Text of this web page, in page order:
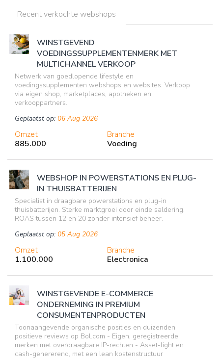
Recent verkochte webshops
Omzet
885.000
Branche
Voeding
WINSTGEVEND
VOEDINGSSUPPLEMENTENMERK MET
MULTICHANNEL VERKOOP
Netwerk van goedlopende lifestyle en
voedingssupplementen webshops en websites. Verkoop
via eigen shop, marketplaces, apotheken en
verkooppartners.
Geplaatst op: 06 Aug 2026
Omzet
1.100.000
Branche
Electronica
WEBSHOP IN POWERSTATIONS EN PLUG-
IN THUISBATTERIJEN
Specialist in draagbare powerstations en plug-in
thuisbatterijen. Sterke marktgroei door einde saldering.
ROAS tussen 12 en 20 zonder intensief beheer.
Geplaatst op: 05 Aug 2026
WINSTGEVENDE E-COMMERCE
ONDERNEMING IN PREMIUM
CONSUMENTENPRODUCTEN
Toonaangevende organische posities en duizenden
positieve reviews op Bol.com - Eigen, geregistreerde
merken met overdraagbare IP-rechten - Asset-light en
cash-genererend, met een lean kostenstructuur